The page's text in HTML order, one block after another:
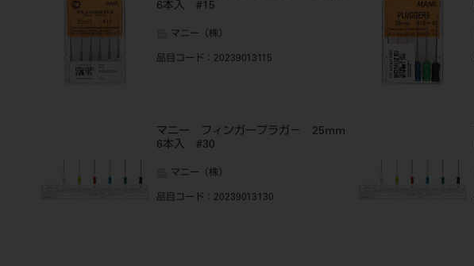
6本入 #15
マニー（株）
品目コード ：20239013115
マニー フィンガープラガ－ 25mm
6本入 #30
マニー（株）
品目コード ：20239013130